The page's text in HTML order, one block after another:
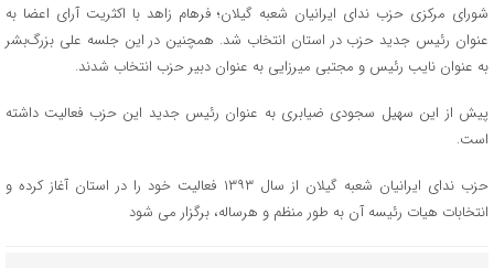
شورای مرکزی حزب ندای ایرانیان شعبه گیلان؛ فرهام زاهد با اکثریت آرای اعضا به
عنوان رئیس جدید حزب در استان انتخاب شد. همچنین در این جلسه علی بزرگ‌بشر
به عنوان نایب رئیس و مجتبی میرزایی به عنوان دبیر حزب انتخاب شدند.
پیش از این سهیل سجودی ضیابری به عنوان رئیس جدید این حزب فعالیت داشته
است.
حزب ندای ایرانیان شعبه گیلان از سال ۱۳۹۳ فعالیت خود را در استان آغاز کرده و
انتخابات هیات رئیسه آن به طور منظم و هرساله، برگزار می شود